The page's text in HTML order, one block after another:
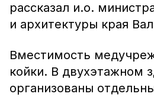
рассказал и.о.
и архитектуры края
Вместимость
койки. В двухэтажном
организованы